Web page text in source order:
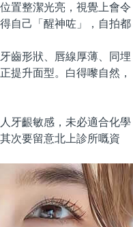
置整潔光亮，視覺上會令
自己「醒神咗」，自拍都
齒形狀、唇線厚薄、同埋
提升面型。白得嚟自然，
牙齦敏感，未必適合化學
次要留意北上診所嘅資